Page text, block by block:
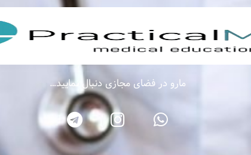
مارو در فضای مجازی دنبال نمایید…